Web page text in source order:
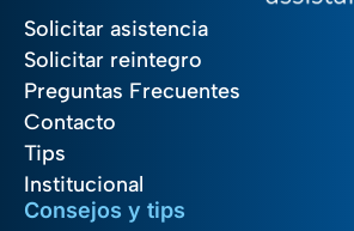
Solicitar asistencia
Solicitar reintegro
Preguntas Frecuentes
Contacto
Tips
Institucional
Consejos y tips